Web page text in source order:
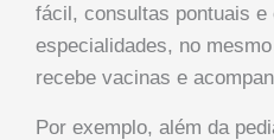
fácil, consultas pontuais
especialidades, no
recebe vacinas e
Por exemplo, além da